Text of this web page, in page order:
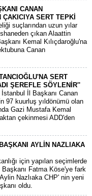
CANAN
ÇAKICIYA SERT TEPKİ
suçlarından uzun yılar
çıkan Alaattin
Kemal Kılıçdaroğlu'na
Canan
SERT
ŞEREFLE SÖYLENİR''
İl Başkanı Canan
97 kuurluş yıldönümü olan
Gazi Mustafa Kemal
çekinmesi ADD'den
AYLİN NAZLIAKA
için yapılan seçimlerde
Başkanı Fatma Köse'ye fark
Nazlıaka CHP' nin yeni
oldu.